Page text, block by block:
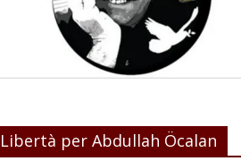
Libertà per Abdullah Öcalan